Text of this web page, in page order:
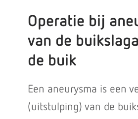
Operatie bij
van de
de buik
Een aneurysma is een
(uitstulping) van de